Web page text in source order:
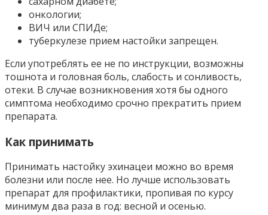
онкологии;
ВИЧ или СПИДе;
туберкулезе прием настойки запрещен.
Если употреблять ее не по инструкции, возможны
тошнота и головная боль, слабость и сонливость,
отеки. В случае возникновения хотя бы одного
симптома необходимо срочно прекратить прием
препарата.
Как принимать
Принимать настойку эхинацеи можно во время
болезни или после нее. Но лучше использовать
препарат для профилактики, пропивая по курсу
минимум два раза в год: весной и осенью.